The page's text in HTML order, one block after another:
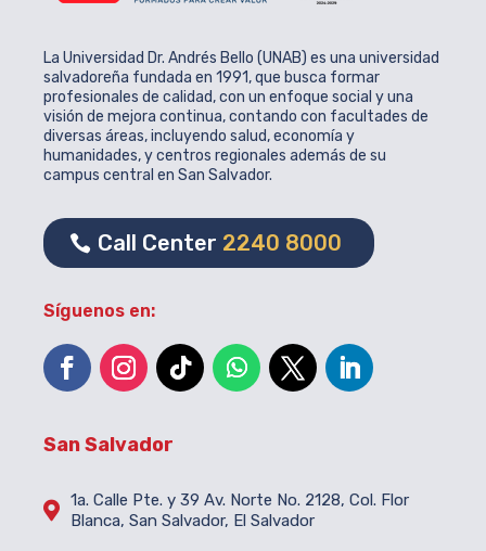
La Universidad Dr. Andrés Bello (UNAB) es una universidad
salvadoreña fundada en 1991, que busca formar
profesionales de calidad, con un enfoque social y una
visión de mejora continua, contando con facultades de
diversas áreas, incluyendo salud, economía y
humanidades, y centros regionales además de su
campus central en San Salvador.
Call Center 2240 8000
Síguenos en:
San Salvador
 1a. Calle Pte. y 39 Av. Norte No. 2128, Col. Flor
Blanca, San Salvador, El Salvador